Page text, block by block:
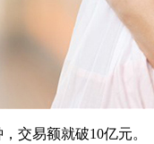
交易额就破10亿元。